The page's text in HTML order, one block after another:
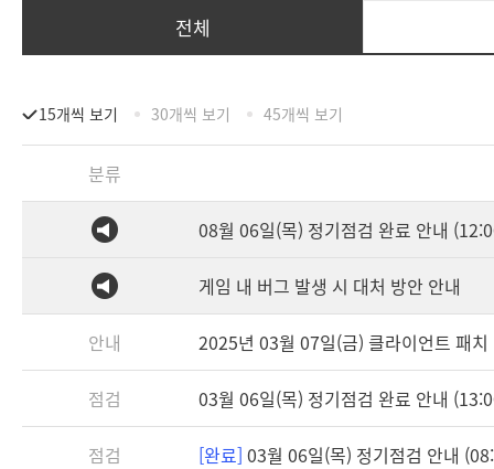
전체
15개씩 보기 30개씩 보기 45개씩 보기
분류
08월 06일(목) 정기점검 완료 안내
게임 내 버그 발생 시 대처 방안 안내
안내 2025년 03월 07일(금) 클라이언트 패
점검 03월 06일(목) 정기점검 완료 안내
점검 [완료] 03월 06일(목) 정기점검 안내